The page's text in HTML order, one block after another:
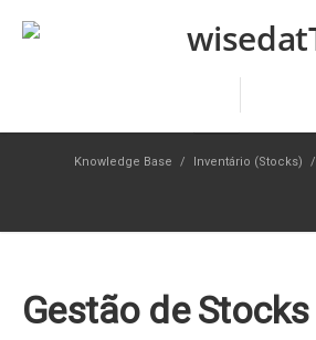
Knowledge Base / Inventário (Stocks) /
Gestão de Stocks